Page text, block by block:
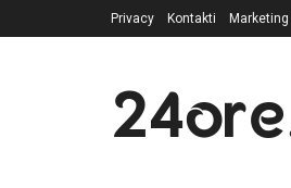
Privacy Kontakti Marketing